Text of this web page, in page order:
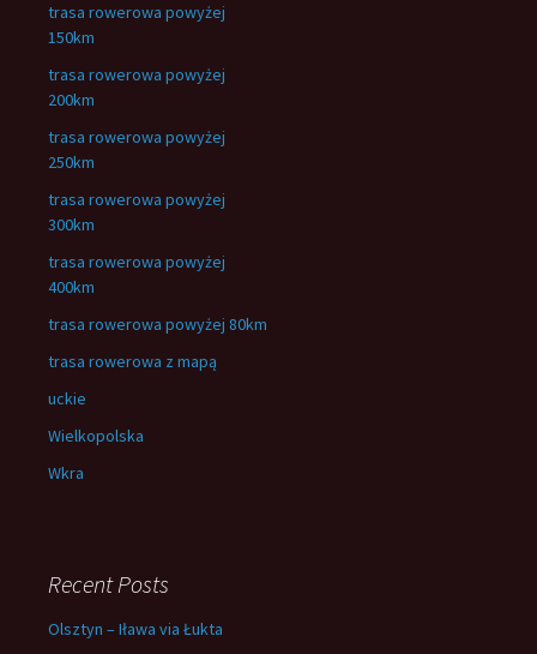
trasa rowerowa powyżej
150km
trasa rowerowa powyżej
200km
trasa rowerowa powyżej
250km
trasa rowerowa powyżej
300km
trasa rowerowa powyżej
400km
trasa rowerowa powyżej 80km
trasa rowerowa z mapą
uckie
Wielkopolska
Wkra
Recent Posts
Olsztyn – Iława via Łukta